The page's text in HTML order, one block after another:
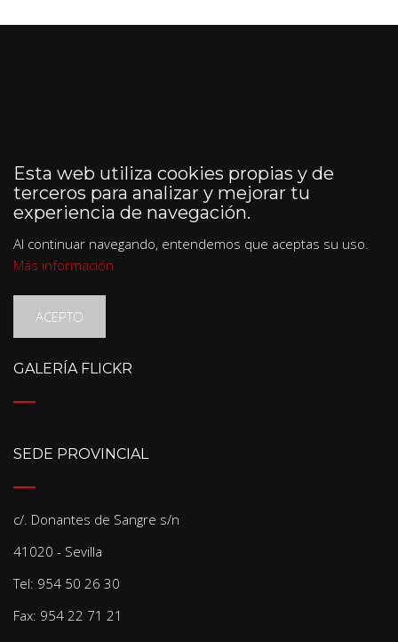
Esta web utiliza cookies propias y de
terceros para analizar y mejorar tu
experiencia de navegación.
Al continuar navegando, entendemos que aceptas su uso.
Más información
ACEPTO
GALERÍA FLICKR
SEDE PROVINCIAL
c/. Donantes de Sangre s/n
41020 - Sevilla
Tel: 954 50 26 30
Fax: 954 22 71 21